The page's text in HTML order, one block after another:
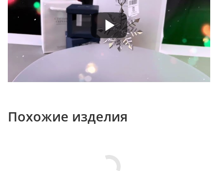
Похожие изделия